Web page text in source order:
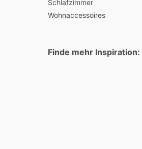
Schlafzimmer
Wohnaccessoires
Finde mehr Inspiration: